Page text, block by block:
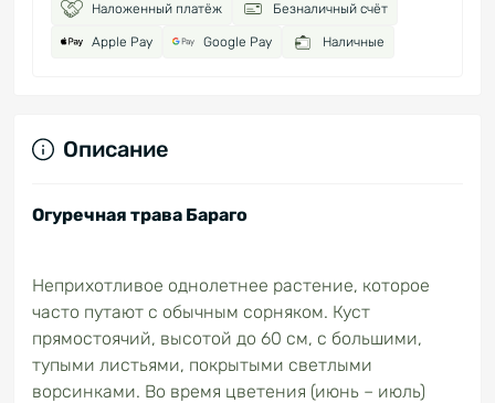
Наложенный платёж Безналичный счёт
Apple Pay Google Pay Наличные
Описание
Огуречная трава Бараго
Неприхотливое однолетнее растение, которое
часто путают с обычным сорняком. Куст
прямостоячий, высотой до 60 см, с большими,
тупыми листьями, покрытыми светлыми
ворсинками. Во время цветения (июнь – июль)